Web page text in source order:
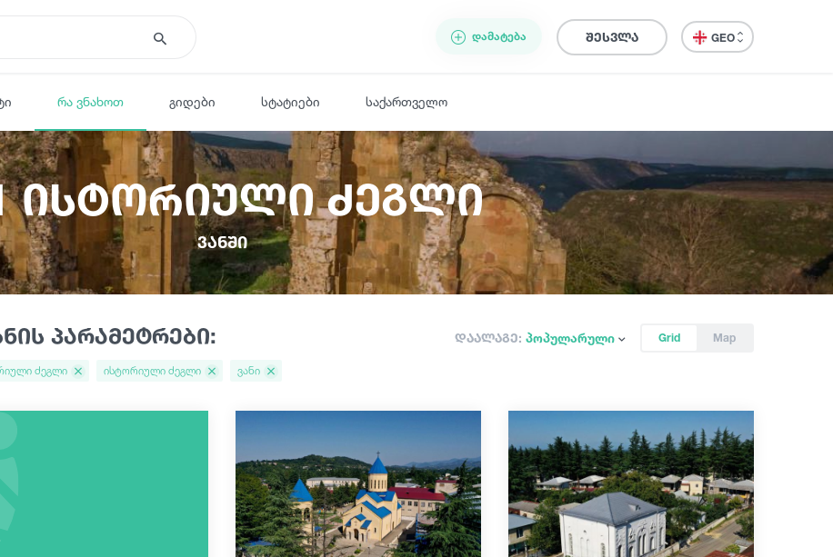
ᲓᲐᲛᲐᲢᲔᲑᲐ შესვლა GEO
რა ვნახოთ გიდები სტატიები საქართველო
ისტორიული ძეგლი
ვანში
პარამეტრები: Grid Map
დაალაგე: პოპულარული
ძეგლი ისტორიული ძეგლი ვანი